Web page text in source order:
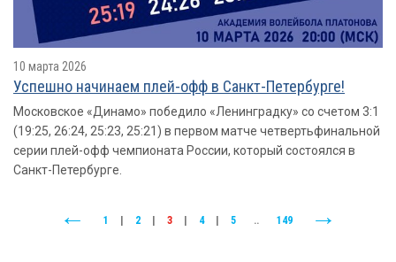
10 марта 2026
Успешно начинаем плей-офф в Санкт-Петербурге!
Московское «Динамо» победило «Ленинградку» со счетом 3:1
(19:25, 26:24, 25:23, 25:21) в первом матче четвертьфинальной
серии плей-офф чемпионата России, который состоялся в
Санкт-Петербурге.
1 2 3 4 5 .. 149